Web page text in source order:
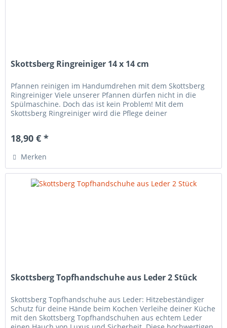
Skottsberg Ringreiniger 14 x 14 cm
Pfannen reinigen im Handumdrehen mit dem Skottsberg
Ringreiniger Viele unserer Pfannen dürfen nicht in die
Spülmaschine. Doch das ist kein Problem! Mit dem
Skottsberg Ringreiniger wird die Pflege deiner
18,90 € *
Merken
Skottsberg Topfhandschuhe aus Leder 2 Stück
Skottsberg Topfhandschuhe aus Leder: Hitzebeständiger
Schutz für deine Hände beim Kochen Verleihe deiner Küche
mit den Skottsberg Topfhandschuhen aus echtem Leder